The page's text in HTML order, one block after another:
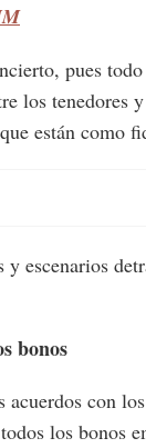
pues todo
los tenedores
están como
y escenarios
bonos
acuerdos con
los bonos